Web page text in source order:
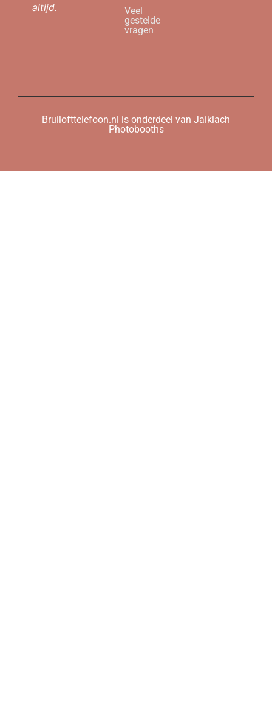
altijd.
Veel
gestelde
vragen
Bruilofttelefoon.nl is onderdeel van Jaiklach
Photobooths